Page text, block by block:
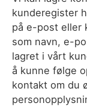
kunderegister
på e-post eller
som navn, e-
lagret i vårt
å kunne følge
kontakt om du